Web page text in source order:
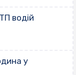
водій
у